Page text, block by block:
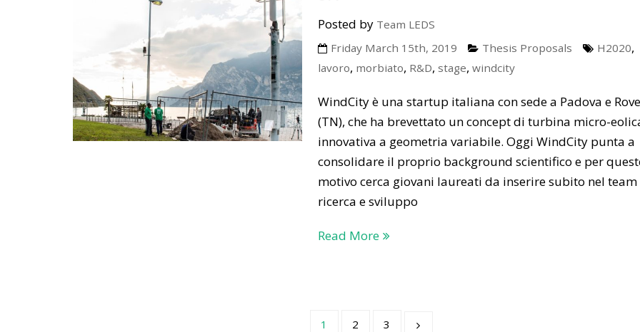
Posted by Team LEDS
Friday March 15th, 2019
Thesis Proposals H2020,
lavoro, morbiato, R&D, stage, windcity
WindCity è una startup italiana con sede a Padova e
(TN), che ha brevettato un concept di turbina micro-
innovativa a geometria variabile. Oggi WindCity punta a
consolidare il proprio background scientifico e per
motivo cerca giovani laureati da inserire subito nel team
ricerca e sviluppo
Read More
1 2 3